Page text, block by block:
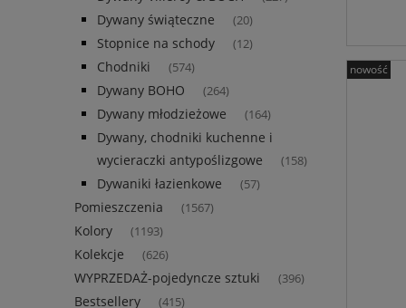
Dywany świąteczne (20)
Stopnice na schody (12)
Chodniki (574)
Dywany BOHO (264)
Dywany młodzieżowe (164)
Dywany, chodniki kuchenne i
wycieraczki antypoślizgowe
(158)
Dywaniki łazienkowe (57)
Pomieszczenia (1567)
Kolory (1193)
Kolekcje (626)
WYPRZEDAŻ-pojedyncze sztuki (396)
Bestsellery (415)
nowość